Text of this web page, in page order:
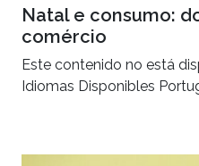
Natal e consumo:
comércio
Este contenido no está
Idiomas Disponibles